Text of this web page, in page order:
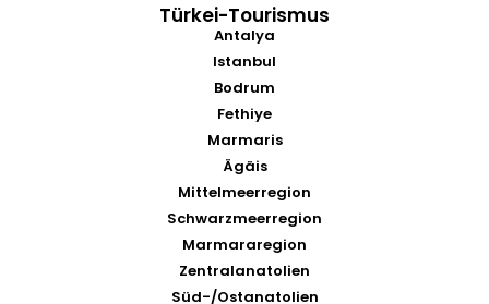
Türkei-Tourismus
Antalya
Istanbul
Bodrum
Fethiye
Marmaris
Ägäis
Mittelmeerregion
Schwarzmeerregion
Marmararegion
Zentralanatolien
Süd-/Ostanatolien